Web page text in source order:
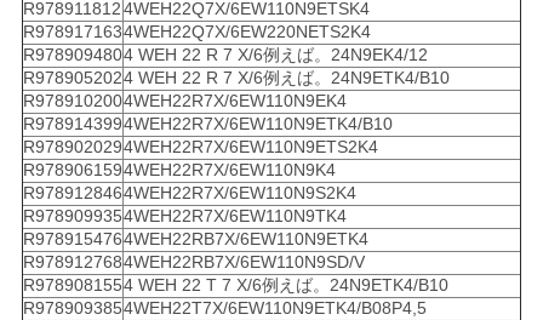
R9789118124WEH22Q7X/6EW110N9ETSK4
R9789171634WEH22Q7X/6EW220NETS2K4
R9789094804 WEH 22 R 7 X/6例えば。24N9EK4/12
R9789052024 WEH 22 R 7 X/6例えば。24N9ETK4/B10
R9789102004WEH22R7X/6EW110N9EK4
R9789143994WEH22R7X/6EW110N9ETK4/B10
R9789020294WEH22R7X/6EW110N9ETS2K4
R9789061594WEH22R7X/6EW110N9K4
R9789128464WEH22R7X/6EW110N9S2K4
R9789099354WEH22R7X/6EW110N9TK4
R9789154764WEH22RB7X/6EW110N9ETK4
R9789127684WEH22RB7X/6EW110N9SD/V
R9789081554 WEH 22 T 7 X/6例えば。24N9ETK4/B10
R9789093854WEH22T7X/6EW110N9ETK4/B08P4,5